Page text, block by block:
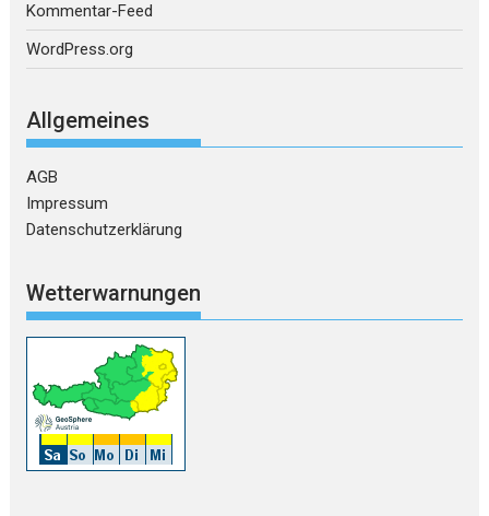
Kommentar-Feed
WordPress.org
Allgemeines
AGB
Impressum
Datenschutzerklärung
Wetterwarnungen